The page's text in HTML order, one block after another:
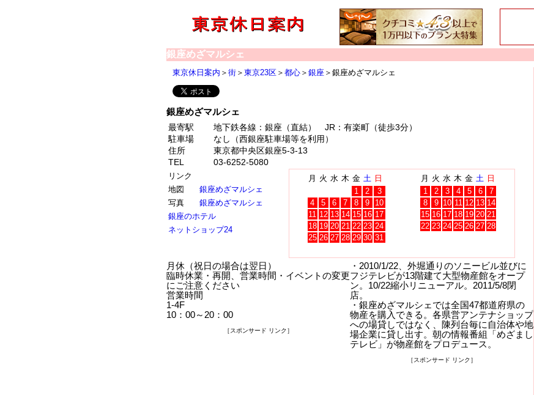
銀座めざマルシェ
東京休日案内 ＞ 街 ＞ 東京23区 ＞ 都心 ＞ 銀座 ＞銀座めざマルシェ
銀座めざマルシェ
最寄駅
地下鉄各線：銀座（直結） JR：有楽町（徒歩3分）
駐車場
なし（西銀座駐車場等を利用）
住所
東京都中央区銀座5-3-13
TEL
03-6252-5080
リンク
地図
銀座めざマルシェ
写真
銀座めざマルシェ
銀座のホテル
ネットショップ24
月 火 水 木 金 土 日
1
2
3
4
5 6 7 8 9
10
11 12 13 14 15 16 17
18 19 20 21 22 23 24
25 26 27 28 29 30 31
月 火 水 木 金 土 日
1
2 3 4 5 6
7
8
9 10 11 12 13 14
15 16 17 18 19 20 21
22 23 24 25 26 27 28
月休（祝日の場合は翌日）
臨時休業・再開、営業時間・イベントの変更
にご注意ください
営業時間
1-4F
10：00～20：00
［スポンサード リンク］
・2010/1/22、外堀通りのソニービル並びに
フジテレビが13階建て大型物産館をオープ
ン。10/22縮小リニューアル。2011/5/8閉
店。
・銀座めざマルシェでは全国47都道府県の
物産を購入できる。各県営アンテナショップ
への場貸しではなく、陳列台毎に自治体や地
場企業に貸し出す。朝の情報番組「めざまし
テレビ」が物産館をプロデュース。
［スポンサード リンク］